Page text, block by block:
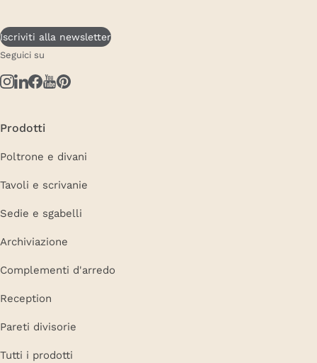
Iscriviti alla newsletter
Seguici su
Prodotti
Poltrone e divani
Tavoli e scrivanie
Sedie e sgabelli
Archiviazione
Complementi d'arredo
Reception
Pareti divisorie
Tutti i prodotti